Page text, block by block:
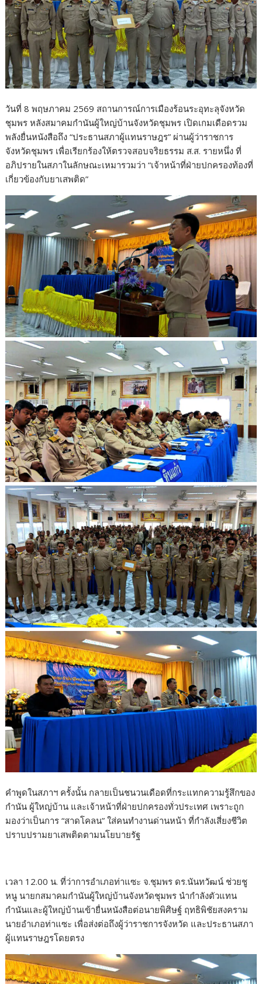
วันที่ 8 พฤษภาคม 2569 สถานการณ์การเมืองร้อนระอุทะลุจังหวัด
ชุมพร หลังสมาคมกำนันผู้ใหญ่บ้านจังหวัดชุมพร เปิดเกมเดือดรวม
พลังยื่นหนังสือถึง “ประธานสภาผู้แทนราษฎร” ผ่านผู้ว่าราชการ
จังหวัดชุมพร เพื่อเรียกร้องให้ตรวจสอบจริยธรรม ส.ส. รายหนึ่ง ที่
อภิปรายในสภาในลักษณะเหมารวมว่า “เจ้าหน้าที่ฝ่ายปกครองท้องที่
เกี่ยวข้องกับยาเสพติด”
คำพูดในสภาฯ ครั้งนั้น กลายเป็นชนวนเดือดที่กระแทกความรู้สึกของ
กำนัน ผู้ใหญ่บ้าน และเจ้าหน้าที่ฝ่ายปกครองทั่วประเทศ เพราะถูก
มองว่าเป็นการ “สาดโคลน” ใส่คนทำงานด่านหน้า ที่กำลังเสี่ยงชีวิต
ปราบปรามยาเสพติดตามนโยบายรัฐ
เวลา 12.00 น. ที่ว่าการอำเภอท่าแซะ จ.ชุมพร ดร.นันทวัฒน์ ช่วยชู
หนู นายกสมาคมกำนันผู้ใหญ่บ้านจังหวัดชุมพร นำกำลังตัวแทน
กำนันและผู้ใหญ่บ้านเข้ายื่นหนังสือต่อนายพิศิษฐ์ ฤทธิพิชัยสงคราม
นายอำเภอท่าแซะ เพื่อส่งต่อถึงผู้ว่าราชการจังหวัด และประธานสภา
ผู้แทนราษฎรโดยตรง